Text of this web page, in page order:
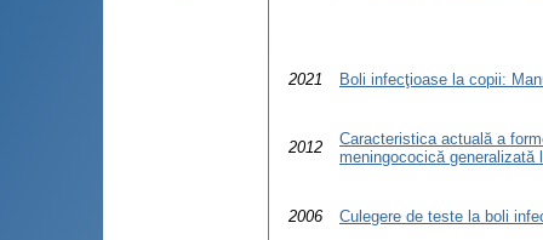
2021 Boli infecţioase la copii:
2012
Caracteristica actuală a
meningococică generalizată
2006 Culegere de teste la boli